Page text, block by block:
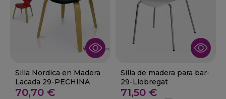
Silla Nordica en Madera
Lacada 29-PECHINA
70,70 €
Silla de madera para bar-
29-Llobregat
71,50 €